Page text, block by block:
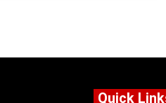
Quick